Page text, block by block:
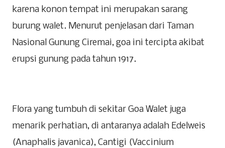
karena konon tempat ini merupakan sarang
burung walet. Menurut penjelasan dari Taman
Nasional Gunung Ciremai, goa ini tercipta akibat
erupsi gunung pada tahun 1917.
Flora yang tumbuh di sekitar Goa Walet juga
menarik perhatian, di antaranya adalah Edelweis
(Anaphalis javanica), Cantigi (Vaccinium